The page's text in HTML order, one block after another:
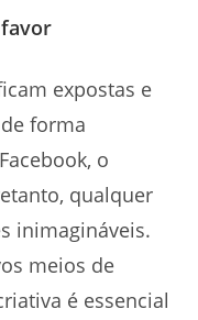
expostas e
forma
o
qualquer
inimagináveis.
meios de
é essencial